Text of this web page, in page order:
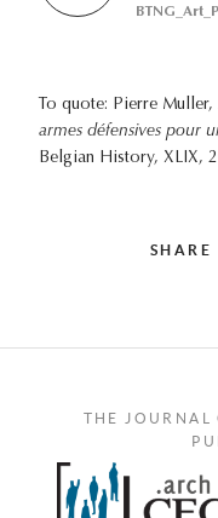
To quote: Pierre Muller,
armes défensives pour
Belgian History, XLIX,
SHARE
THE JOURNAL